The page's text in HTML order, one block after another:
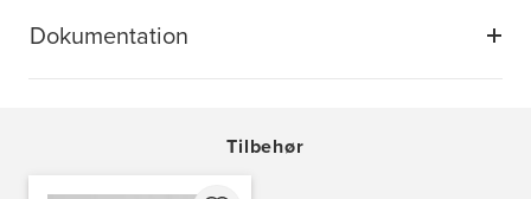
Dokumentation
Tilbehør